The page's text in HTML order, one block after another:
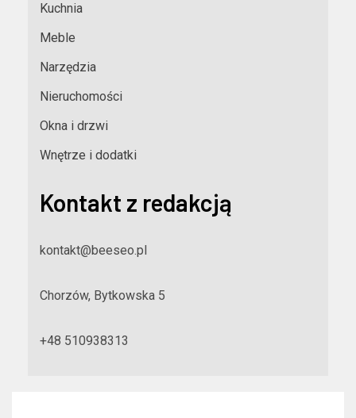
Kuchnia
Meble
Narzędzia
Nieruchomości
Okna i drzwi
Wnętrze i dodatki
Kontakt z redakcją
kontakt@beeseo.pl
Chorzów, Bytkowska 5
+48 510938313